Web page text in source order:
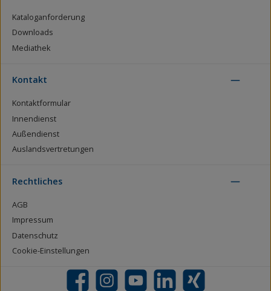
Kataloganforderung
Downloads
Mediathek
Kontakt
Kontaktformular
Innendienst
Außendienst
Auslandsvertretungen
Rechtliches
AGB
Impressum
Datenschutz
Cookie-Einstellungen
Facebook Instagram YouTube LinkedIn Xing